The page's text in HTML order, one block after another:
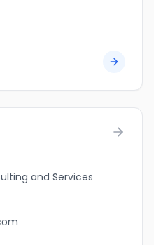
and Services